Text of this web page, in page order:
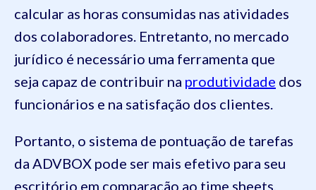
calcular as horas consumidas nas atividades
dos colaboradores. Entretanto, no mercado
jurídico é necessário uma ferramenta que
seja capaz de contribuir na produtividade dos
funcionários e na satisfação dos clientes.
Portanto, o sistema de pontuação de tarefas
da ADVBOX pode ser mais efetivo para seu
escritório em comparação ao time sheets,